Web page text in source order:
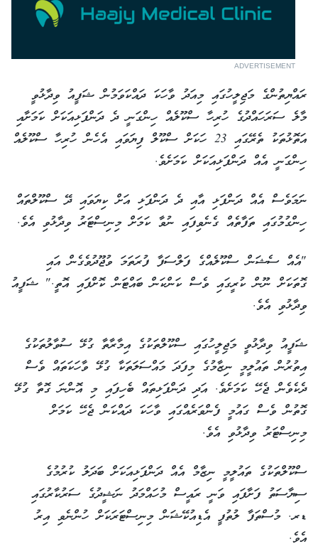
ADVERTISEMENT
ރައްޔިތުންގެ މަޖިލީހުގައި މިއަދު ވާހަކަ ދައްކަވަމުން ޝަފީއު ވިދާޅުވީ
މާލެ ސަރަހައްދުގެ ހުރިހާ ސްކޫލެއް ހިންގަނީ ދެ ދަންފަޅިއަކަށް ކަމަށާއި
އަތޮޅުތަކު ތެރޭގައި 23 ހަކަށް ސްކޫލް ފިޔަވައި އެހެން ހުރިހާ ސްކޫލެއް
ހިންގަނީ އެއް ދަންފަޅިއަކަށް ކަމަށެވެ.
ނަމަވެސް އެއް ދަންފަޅި އާއި ދެ ދަންފަޅި އަށް ކިޔަވައި ދޭ ސްކޫލްތައް
ހިންގުމުގައި ތަފާތެއް ގެނެވިފައި ނުވާ ކަމަށް މިނިސްޓަރު ވިދާޅުވި އެވެ.
"އެއް ސެޝަން ސްކޫލެއްގެ ފަލްސަފާ ފުރަތަމަ ވުޖޫދުވެގެން އައި
ގޮތަކަށް ނޫން ކުރީގައި ވެސް ކަންކަން ބައްޓަން ކޮށްފައި އޮތީ." ޝަފީއު
ވިދާޅުވި އެވެ.
ޝަފީއު ވިދާޅުވީ މަޖިލީހުގައި ސްކޫލްތަކުގެ އިމާރާތާ ގުޅޭ ސުވާލުތަކުގެ
އިތުރުން ތައުލީމީ ނިޒާމުގެ މިފަދަ މައްސަލަތަކާ ގުޅޭ ވާހަކަތައް ވެސް
ދެކެވެން ޖެހޭ ކަމަށެވެ. އަދި ދަންފަޅިތައް ބެހިފައި މި އޮންނަ ގޮތާ ގުޅޭ
ގޮތުން ވެސް ގައުމީ ފެންވަރެއްގައި ވާހަކަ ދައްކަން ޖެހޭ ކަމަށް
މިނިސްޓަރު ވިދާޅުވި އެވެ.
ސްކޫލްތަކުގެ ތައުލީމީ ނިޒާމް އެއް ދަންފަޅިއަކަށް ބަދަލު ކުރުމުގެ
ސިޔާސަތު ފަށާފައި ވަނީ ރައީސް މުހައްމަދު ނަޝީދުގެ ސަރުކާރުގައި
ޑރ. މުސްތަފާ ލުތުފީ އެޑިއުކޭޝަން މިނިސްޓަރަކަށް ހުންނެވި އިރު
އެވެ.